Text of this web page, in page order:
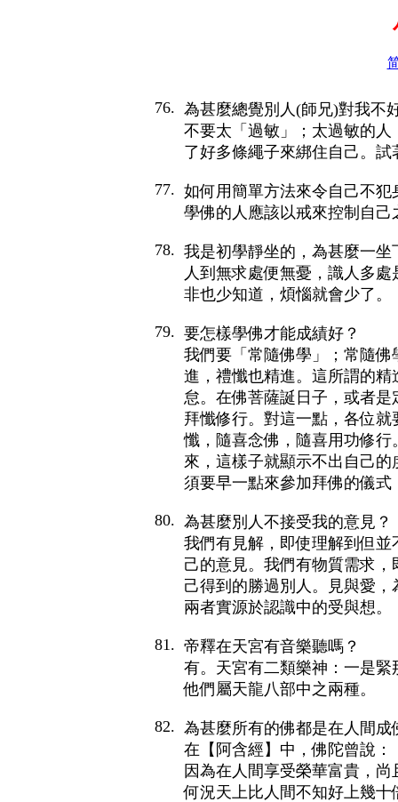
76. 為甚麼總覺別人(師兄)對我不
不要太「過敏」；太過敏的
了好多條繩子來綁住自己。
77. 如何用簡單方法來令自己不犯
學佛的人應該以戒來控制自
78. 我是初學靜坐的，為甚麼一
人到無求處便無憂，識人多
非也少知道，煩惱就會少了。
79. 要怎樣學佛才能成績好？
我們要「常隨佛學」；常隨
進，禮懺也精進。這所謂的
怠。在佛菩薩誕日子，或者
拜懺修行。對這一點，各位
懺，隨喜念佛，隨喜用功修
來，這樣子就顯示不出自己
須要早一點來參加拜佛的儀
80. 為甚麼別人不接受我的意見？
我們有見解，即使理解到但
己的意見。我們有物質需求
己得到的勝過別人。見與愛
兩者實源於認識中的受與想。
81. 帝釋在天宮有音樂聽嗎？
有。天宮有二類樂神：一是
他們屬天龍八部中之兩種。
82. 為甚麼所有的佛都是在人間成
在【阿含經】中，佛陀曾說
因為在人間享受榮華富貴，
何況天上比人間不知好上幾